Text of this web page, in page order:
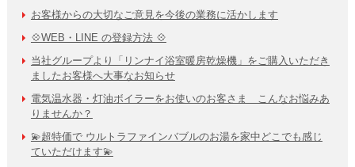
お客様からの大切なご意見を今後の業務に活かします
💠WEB・LINE の登録方法 💠
当社グループより「リンナイ浴室暖房乾燥機」をご購入いただき
ましたお客様へ大事なお知らせ
電気温水器・灯油ボイラーをお使いのお客さま こんなお悩みあ
りませんか？
💫超特価で ウルトラファインバブルのお湯を家中どこでも感じ
ていただけます💫